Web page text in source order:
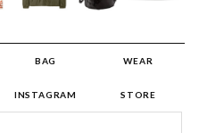
BAG WEAR
INSTAGRAM STORE